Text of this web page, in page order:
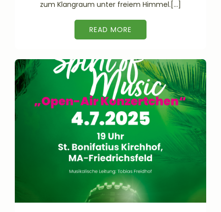
zum Klangraum unter freiem Himmel.[…]
READ MORE